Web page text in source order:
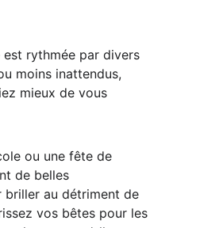
rythmée par divers
moins inattendus,
mieux de vous
ou une fête de
de belles
au détriment de
vos bêtes pour les